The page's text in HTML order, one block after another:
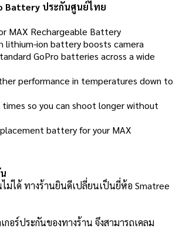
Battery ประกันศูนย์ไทย
MAX Rechargeable Battery
lithium-ion battery boosts camera
GoPro batteries across a wide
performance in temperatures down to
times so you can shoot longer without
battery for your MAX
ม่ได้ ทางร้านยินดีเปลี่ยนเป็นยี่ห้อ Smatree
กอร์ประกันของทางร้าน จึงสามารถเคลม